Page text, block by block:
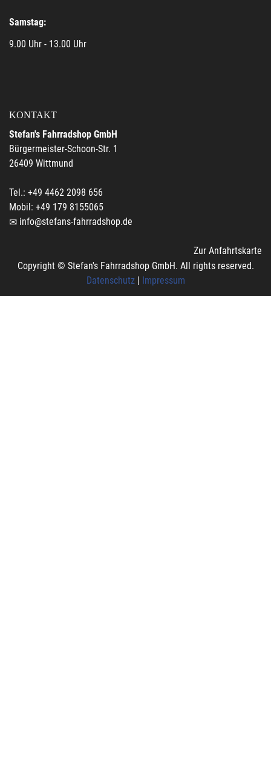
Samstag:
9.00 Uhr - 13.00 Uhr
KONTAKT
Stefan's Fahrradshop GmbH
Bürgermeister-Schoon-Str. 1
26409 Wittmund
Tel.: +49 4462 2098 656
Mobil: +49 179 8155065
info@stefans-fahrradshop.de
Zur Anfahrtskarte
Copyright © Stefan's Fahrradshop GmbH. All rights reserved.
Datenschutz| Impressum